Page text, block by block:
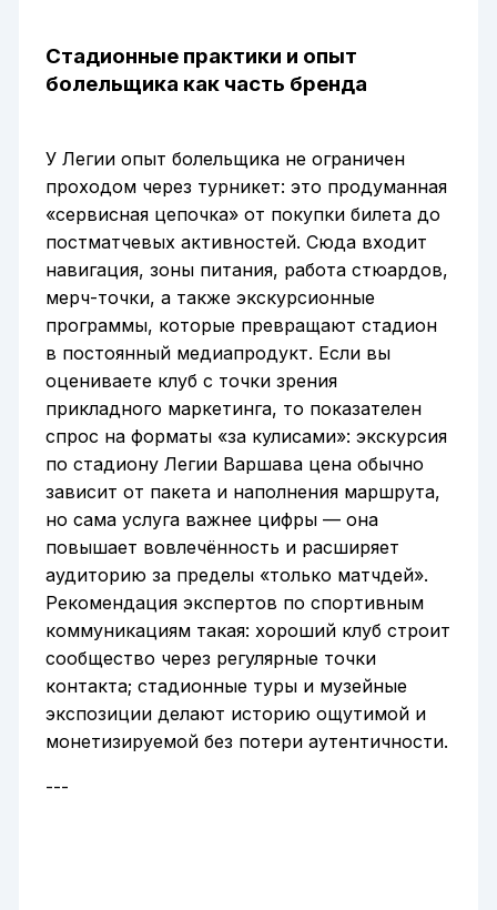
Стадионные практики и опыт
болельщика как часть бренда
У Легии опыт болельщика не ограничен
проходом через турникет: это продуманная
«сервисная цепочка» от покупки билета до
постматчевых активностей. Сюда входит
навигация, зоны питания, работа стюардов,
мерч-точки, а также экскурсионные
программы, которые превращают стадион
в постоянный медиапродукт. Если вы
оцениваете клуб с точки зрения
прикладного маркетинга, то показателен
спрос на форматы «за кулисами»: экскурсия
по стадиону Легии Варшава цена обычно
зависит от пакета и наполнения маршрута,
но сама услуга важнее цифры — она
повышает вовлечённость и расширяет
аудиторию за пределы «только матчдей».
Рекомендация экспертов по спортивным
коммуникациям такая: хороший клуб строит
сообщество через регулярные точки
контакта; стадионные туры и музейные
экспозиции делают историю ощутимой и
монетизируемой без потери аутентичности.
---